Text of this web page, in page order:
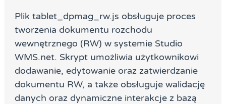
Plik tablet_dpmag_rw.js obsługuje proces
tworzenia dokumentu rozchodu
wewnętrznego (RW) w systemie Studio
WMS.net. Skrypt umożliwia użytkownikowi
dodawanie, edytowanie oraz zatwierdzanie
dokumentu RW, a także obsługuje walidację
danych oraz dynamiczne interakcje z bazą